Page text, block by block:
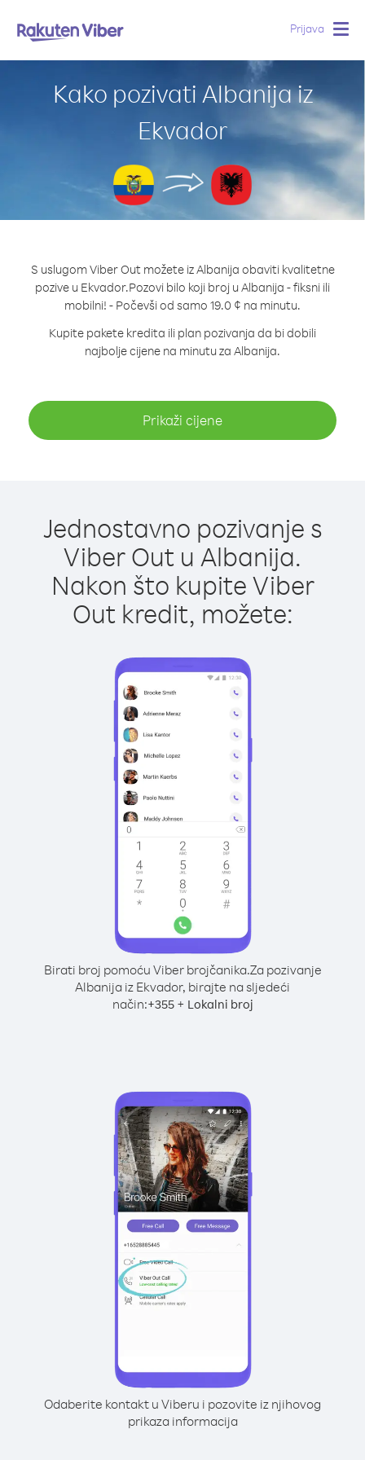
Prijava
Kako pozivati Albanija iz
Ekvador
S uslugom Viber Out možete iz Albanija obaviti kvalitetne
pozive u Ekvador.Pozovi bilo koji broj u Albanija - fiksni ili
mobilni! - Počevši od samo 19.0 ¢ na minutu.
Kupite pakete kredita ili plan pozivanja da bi dobili
najbolje cijene na minutu za Albanija.
Prikaži cijene
Jednostavno pozivanje s
Viber Out u Albanija.
Nakon što kupite Viber
Out kredit, možete:
Birati broj pomoću Viber brojčanika.Za pozivanje
Albanija iz Ekvador, birajte na sljedeći
način:+355+ Lokalni broj
Odaberite kontakt u Viberu i pozovite iz njihovog
prikaza informacija